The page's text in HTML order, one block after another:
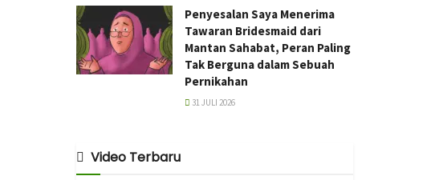
Penyesalan Saya Menerima
Tawaran Bridesmaid dari
Mantan Sahabat, Peran Paling
Tak Berguna dalam Sebuah
Pernikahan
31 JULI 2026
Video Terbaru